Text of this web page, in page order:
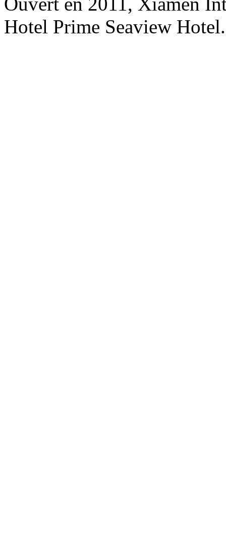
Hotel Prime Seaview Hotel.